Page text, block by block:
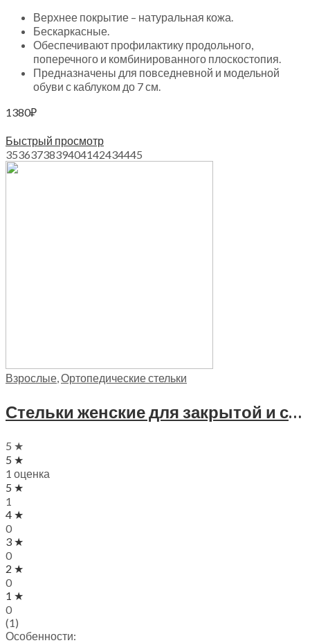
Верхнее покрытие – натуральная кожа.
Бескаркасные.
Обеспечивают профилактику продольного,
поперечного и комбинированного плоскостопия.
Предназначены для повседневной и модельной
обуви с каблуком до 7 см.
1380₽
Быстрый просмотр
3536373839404142434445
Взрослые,Ортопедические стельки
Стельки женские для закрытой и спортивной обуви Trives, СТ-110
5 ★
5 ★
1 оценка
5 ★
1
4 ★
0
3 ★
0
2 ★
0
1 ★
0
(1)
Особенности: